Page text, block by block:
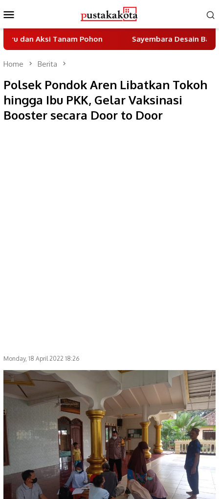
to
contentMenu
Tanam Pohon Sayembara Desain Batik Khas
Home Berita
Polsek Pondok Aren Libatkan Tokoh
hingga Ibu PKK, Gelar Vaksinasi
Booster secara Door to Door
Monday, 18 April 2022 18:26